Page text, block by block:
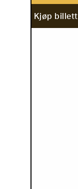
Kjøp billett